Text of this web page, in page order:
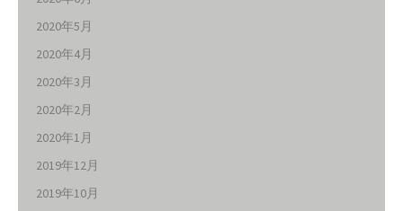
2020年5月
2020年4月
2020年3月
2020年2月
2020年1月
2019年12月
2019年10月